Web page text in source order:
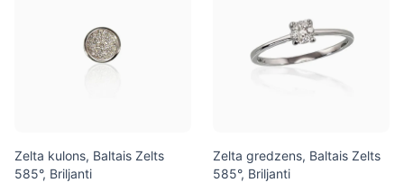
Zelta kulons, Baltais Zelts
585°, Briljanti
Zelta gredzens, Baltais Zelts
585°, Briljanti